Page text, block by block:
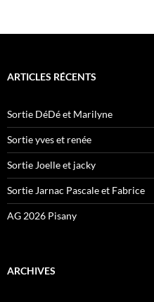
ARTICLES RÉCENTS
Sortie DéDé et Marilyne
Sortie yves et renée
Sortie Joelle et jacky
Sortie Jarnac Pascale et Fabrice
AG 2026 Pisany
ARCHIVES